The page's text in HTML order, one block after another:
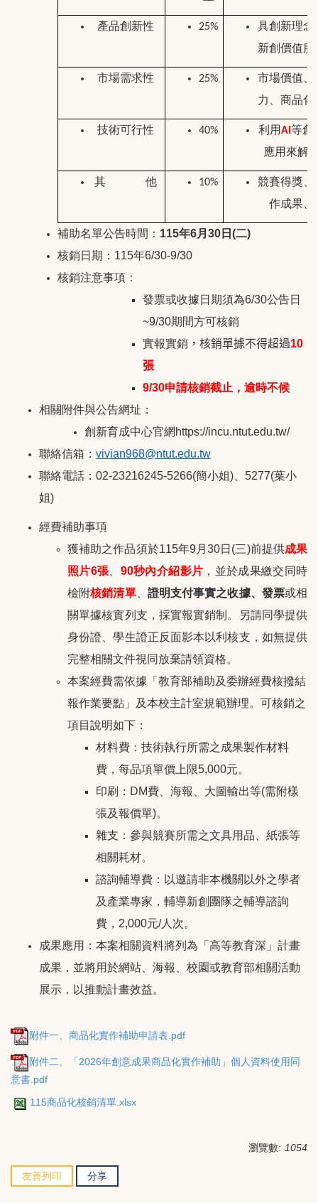
產品創新性 25%
具創新理念
新創價值服
市場需求性 25% 市場價值
力
商品化
技術可行性 40% 利用AI等創
應用來解
其 他 10% 競賽得獎、
作成果、
補助名單公告時間： 115年6月30日(二)
核銷日期：115年6/30-9/30
核銷注意事項：
發票或收據日期須為6/30公告日
~9/30期間方可核銷
實報實銷 ，核銷單據不得超過10
張
9/30申請核銷截止，逾時不候
相關附件與公告網址：
創新育成中心官網https://incu.ntut.edu.tw/
聯絡信箱： vivian968@ntut.edu.tw
聯絡電話：02-23216245-5266(簡小姐)
5277(葉小
姐)
經費補助事項
獲補助之作品須於115年9月30日(三)前提供成果
照片6張
90秒內介紹影片 ，並於成果繳交同時
檢附核銷清單、 證明支付事實之收據、發票或相
關單據核實列支，採實報實銷制。另請同學提供
身份證 、學生證正反面影本以利核支，如無提供
完整相關文件視同放棄請領資格。
本案經費需依據「教育部補助及委辦經費核撥結
報作業要點」及本校主計室規範辦理。可核銷之
項目說明如下：
材料費：技術執行所需之成果製作材料
費，每品項單價上限5,000元。
印刷：DM費、海報、大圖輸出等(需附樣
張及報價單)。
雜支：參與競賽所需之文具用品、紙張等
相關耗材。
諮詢輔導費：以邀請非本機關以外之學者
及產業專家，輔導新創團隊之輔導諮詢
費，2,000元/人次。
成果應用：本案相關資料將列為「高等教育深」計畫
成果，並將用於網站、海報、校園或教育部相關活動
展示，以推動計畫效益。
附件一、商品化實作補助申請表.pdf
附件二、「2026年創意成果商品化實作補助」個人資料使用同
意書.pdf
115商品化核銷清單.xlsx
瀏覽數: 1054
友善列印 分享